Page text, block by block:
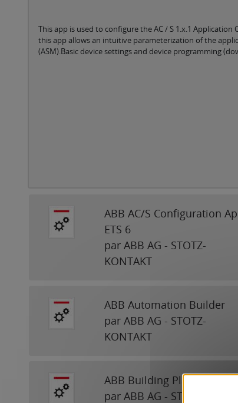
This app is used to configure the AC / S 1.x.1
this app allows an intuitive parameterization of the
(ASM).Basic device settings and device programming
ABB AC/S Configuration
ETS 6
par ABB AG - STOTZ-
KONTAKT
ABB Automation Builder
par ABB AG - STOTZ-
KONTAKT
ABB Building Planner
par ABB AG - STOTZ-